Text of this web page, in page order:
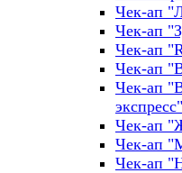
Чек-ап
Чек-ап
Чек-ап
Чек-ап
Чек-ап
экспресс"
Чек-ап
Чек-ап
Чек-ап